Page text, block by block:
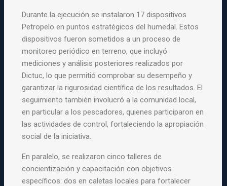
Durante la ejecución se instalaron 17 dispositivos
Petropelo en puntos estratégicos del humedal. Estos
dispositivos fueron sometidos a un proceso de
monitoreo periódico en terreno, que incluyó
mediciones y análisis posteriores realizados por
Dictuc, lo que permitió comprobar su desempeño y
garantizar la rigurosidad científica de los resultados. El
seguimiento también involucró a la comunidad local,
en particular a los pescadores, quienes participaron en
las actividades de control, fortaleciendo la apropiación
social de la iniciativa.
En paralelo, se realizaron cinco talleres de
concientización y capacitación con objetivos
específicos: dos en caletas locales para fortalecer